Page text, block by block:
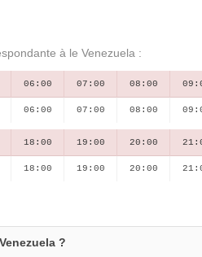
à le Venezuela :
06:00 07:00 08:00
06:00 07:00 08:00
18:00 19:00 20:00
18:00 19:00 20:00
?